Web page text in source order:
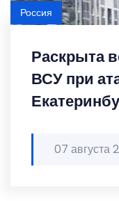
Раскрыта
ВСУ при
07 августа
Россия